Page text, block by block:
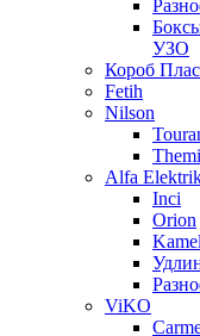
УЗО
Короб
Fetih
Nilson
Alfa
Inci
Orion
ViKO